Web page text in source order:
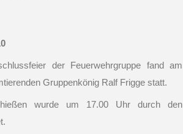
der Feuerwehrgruppe fand am
Gruppenkönig Ralf Frigge statt.
wurde um 17.00 Uhr durch den